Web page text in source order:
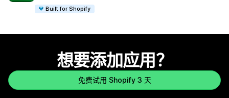
Built for Shopify
想要添加应用？
免费试用 Shopify 3 天